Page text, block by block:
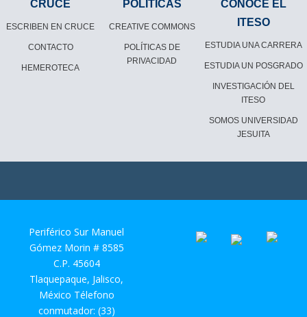
CRUCE
ESCRIBEN EN CRUCE
CONTACTO
HEMEROTECA
POLÍTICAS
CREATIVE COMMONS
POLÍTICAS DE
PRIVACIDAD
CONOCE EL
ITESO
ESTUDIA UNA CARRERA
ESTUDIA UN POSGRADO
INVESTIGACIÓN DEL
ITESO
SOMOS UNIVERSIDAD
JESUITA
Periférico Sur Manuel
Gómez Morin # 8585
C.P. 45604
Tlaquepaque, Jalisco,
México Télefono
conmutador: (33)